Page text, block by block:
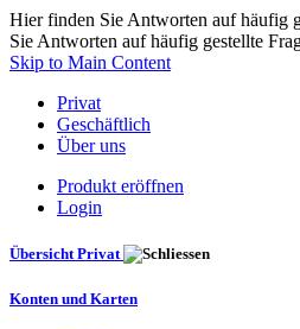
Hier finden Sie Antworten auf häufig
Sie Antworten auf häufig gestellte
Skip to Main Content
Privat
Geschäftlich
Über uns
Produkt eröffnen
Login
Übersicht Privat
Konten und Karten